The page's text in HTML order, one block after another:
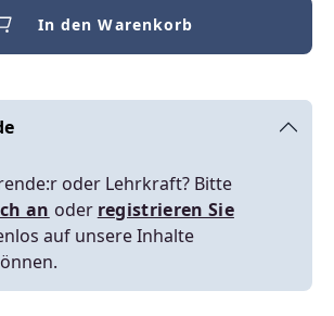
In den Warenkorb
oder Lehrkraft? Bitte
an oder registrieren Sie
auf unsere Inhalte